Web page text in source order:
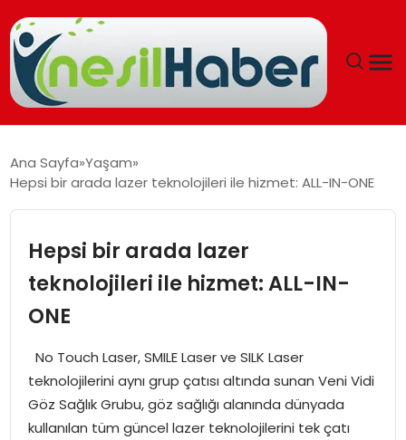
GÜNCEL
YAŞAM
EĞITIM
SPOR
EKONOMI
Ana Sayfa Yaşam
Hepsi bir arada lazer teknolojileri ile hizmet: ALL-IN-ONE
Hepsi bir arada lazer
teknolojileri ile hizmet: ALL-IN-
ONE
No Touch Laser, SMILE Laser ve SILK Laser
teknolojilerini aynı grup çatısı altında sunan Veni Vidi
Göz Sağlık Grubu, göz sağlığı alanında dünyada
kullanılan tüm güncel lazer teknolojilerini tek çatı